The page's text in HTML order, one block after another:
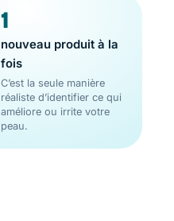
1
nouveau produit à la
fois
C’est la seule manière
réaliste d’identifier ce qui
améliore ou irrite votre
peau.